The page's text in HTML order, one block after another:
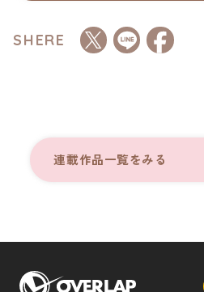
SHERE
連載作品一覧をみる